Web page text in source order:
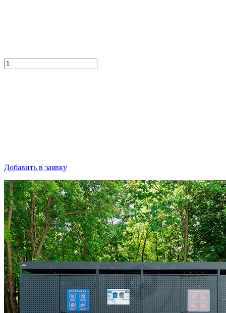
Добавить в заявку